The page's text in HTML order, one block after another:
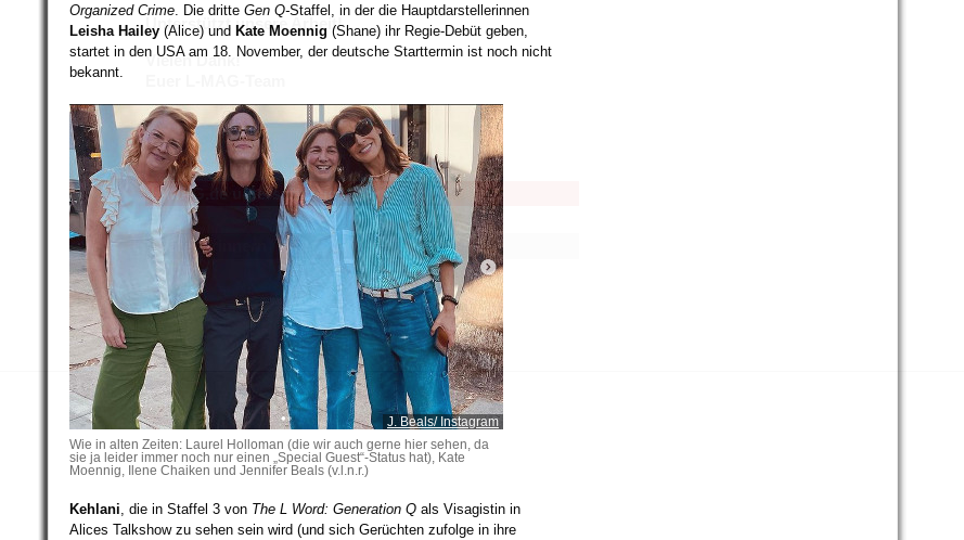
Organized Crime. Die dritte Gen Q-Staffel, in der die Hauptdarstellerinnen
Leisha Hailey (Alice) und Kate Moennig (Shane) ihr Regie-Debüt geben,
startet in den USA am 18. November, der deutsche Starttermin ist noch nicht
bekannt.
J. Beals/ Instagram
Wie in alten Zeiten: Laurel Holloman (die wir auch gerne hier sehen, da
sie ja leider immer noch nur einen „Special Guest“-Status hat), Kate
Moennig, Ilene Chaiken und Jennifer Beals (v.l.n.r.)
Kehlani, die in Staffel 3 von The L Word: Generation Q als Visagistin in
Alices Talkshow zu sehen sein wird (und sich Gerüchten zufolge in ihre
Unterstützt unsere Arbeit!
Vielen Dank!
L-MAG.de unterstütze ich! >>
später erinnern